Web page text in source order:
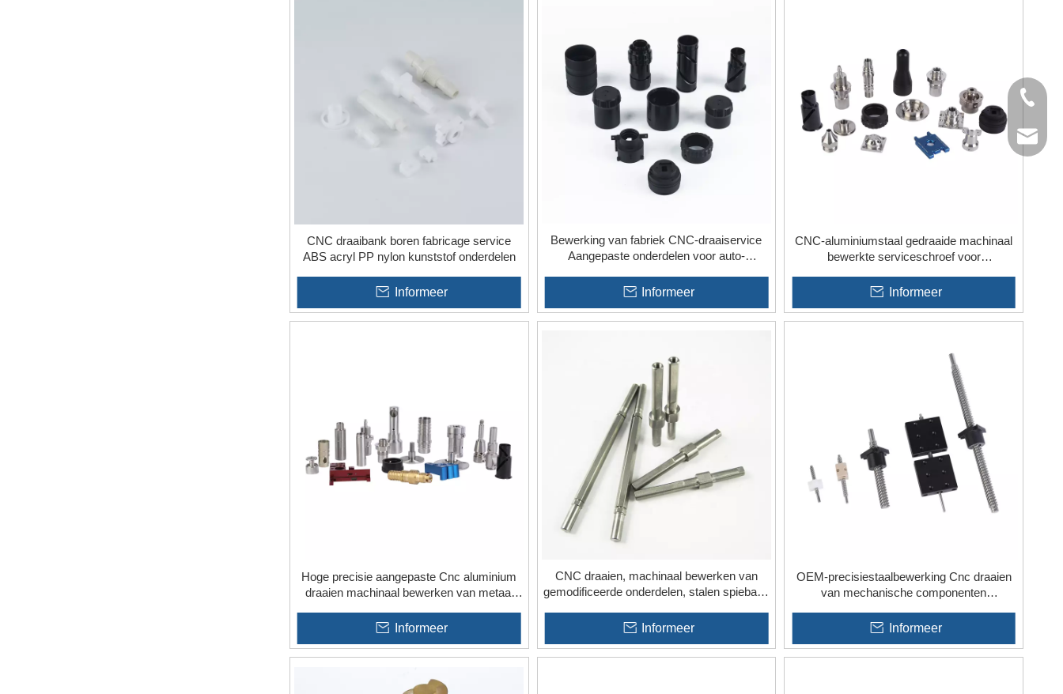
CNC draaibank boren fabricage service
ABS acryl PP nylon kunststof onderdelen
Informeer
Bewerking van fabriek CNC-draaiservice
Aangepaste onderdelen voor auto-
Informeer
CNC-aluminiumstaal gedraaide machinaal
bewerkte serviceschroef voor
Informeer
Hoge precisie aangepaste Cnc aluminium
draaien machinaal bewerken van metaal
Informeer
CNC draaien, machinaal bewerken van
gemodificeerde onderdelen, stalen spiebaan
Informeer
OEM-precisiestaalbewerking Cnc draaien
van mechanische componenten
Informeer
+86-